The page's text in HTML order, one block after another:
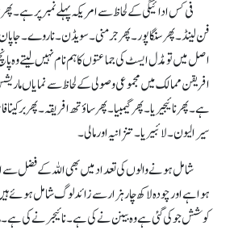
فی کس ادائیگی کے لحاظ سے امریکہ پہلے نمبر پر ہے۔
فن لینڈ۔ پھر سنگاپور۔ پھر جرمنی۔ سویڈن۔ ناروے۔
اصل میں تو مڈل ایسٹ کی جماعتوں کا ہم نام نہیں لیتے وہ
افریقن ممالک میں مجموعی وصولی کے لحاظ سے نمایاں
ہے۔ پھر نائیجیریا۔ پھر گیمبیا۔ پھر ساؤتھ افریقہ۔ پھر
سیرالیون۔ لائبیریا۔ تنزانیہ اور مالی۔
شامل ہونے والوں کی تعداد میں بھی اللہ کے فضل
ہوا ہے اور چودہ لاکھ چار ہزار سے زائد لوگ شامل ہوئے
کوشش جو کی گئی ہے وہ بینن نے کی ہے۔ نائیجر نے کی ہے۔